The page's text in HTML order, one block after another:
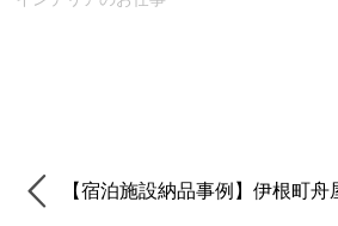
【宿泊施設納品事例】伊根町舟